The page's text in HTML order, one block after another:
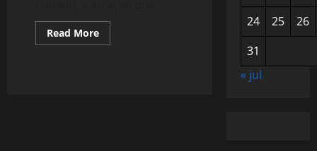
Read MoreRead
more
24
25
26
31
« jul